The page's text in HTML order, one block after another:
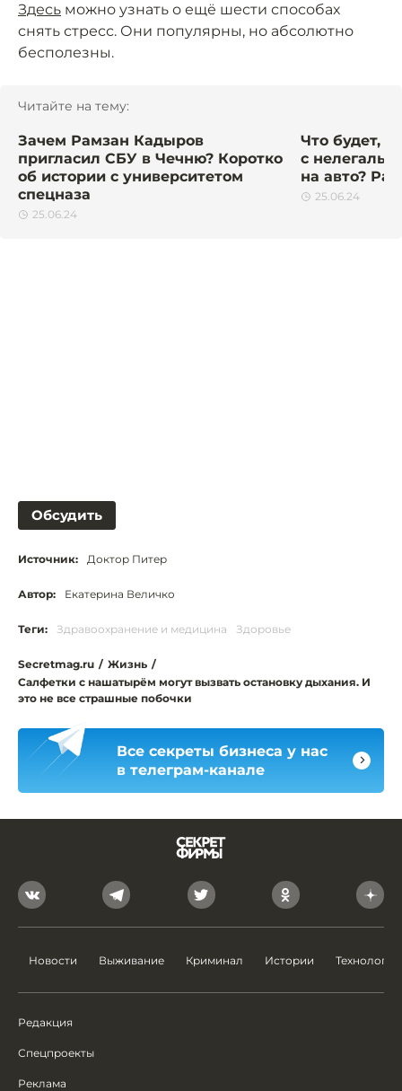
Здесь можно узнать о ещё шести способах
снять стресс. Они популярны, но абсолютно
бесполезны.
Читайте на тему:
Зачем Рамзан Кадыров
пригласил СБУ в Чечню? Коротко
об истории с университетом
спецназа
25.06.24
Что будет,
с
на авто?
25.06.24
Обсудить
Источник: Доктор Питер
Автор: Екатерина Величко
Теги: Здравоохранение и медицина Здоровье
Secretmag.ru / Жизнь /
Салфетки с нашатырём могут вызвать остановку дыхания. И
это не все страшные побочки
Все секреты бизнеса у нас
в телеграм-канале
Новости Выживание Криминал Истории Технологии
Редакция
Спецпроекты
Реклама